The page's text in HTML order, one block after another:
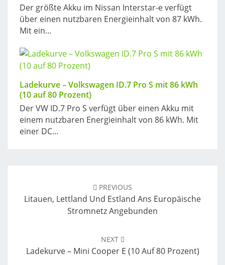
Der größte Akku im Nissan Interstar-e verfügt
über einen nutzbaren Energieinhalt von 87 kWh.
Mit ein...
Ladekurve – Volkswagen ID.7 Pro S mit 86 kWh
(10 auf 80 Prozent)
Der VW ID.7 Pro S verfügt über einen Akku mit
einem nutzbaren Energieinhalt von 86 kWh. Mit
einer DC...
PREVIOUS
Litauen, Lettland Und Estland Ans Europäische
Stromnetz Angebunden
NEXT
Ladekurve – Mini Cooper E (10 Auf 80 Prozent)